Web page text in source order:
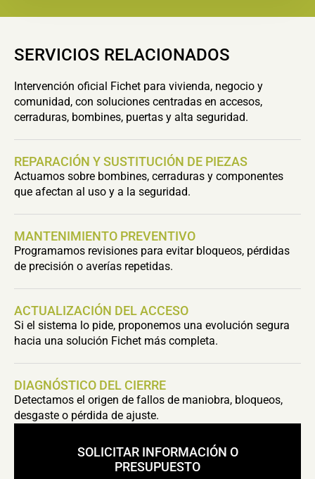
SERVICIOS RELACIONADOS
Intervención oficial Fichet para vivienda, negocio y
comunidad, con soluciones centradas en accesos,
cerraduras, bombines, puertas y alta seguridad.
REPARACIÓN Y SUSTITUCIÓN DE PIEZAS
Actuamos sobre bombines, cerraduras y componentes
que afectan al uso y a la seguridad.
MANTENIMIENTO PREVENTIVO
Programamos revisiones para evitar bloqueos, pérdidas
de precisión o averías repetidas.
ACTUALIZACIÓN DEL ACCESO
Si el sistema lo pide, proponemos una evolución segura
hacia una solución Fichet más completa.
DIAGNÓSTICO DEL CIERRE
Detectamos el origen de fallos de maniobra, bloqueos,
desgaste o pérdida de ajuste.
SOLICITAR INFORMACIÓN O
PRESUPUESTO